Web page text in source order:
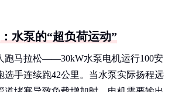
水泵的“超负荷运动”
跑马拉松——30kW水泵电机运行100安
选手连续跑42公里。当水泵实际扬程远